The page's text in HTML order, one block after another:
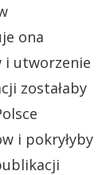
ona
i utworzenie
zostałaby
i pokryłyby